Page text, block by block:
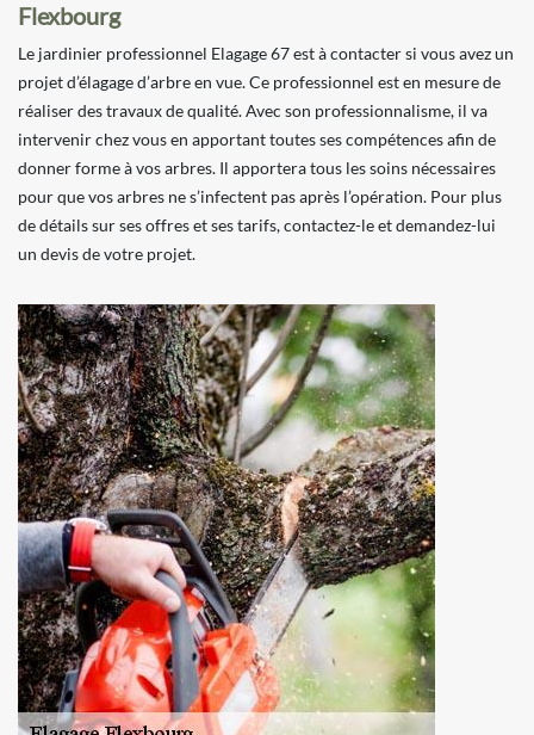
Flexbourg
Le jardinier professionnel Elagage 67 est à contacter si vous avez un
projet d’élagage d’arbre en vue. Ce professionnel est en mesure de
réaliser des travaux de qualité. Avec son professionnalisme, il va
intervenir chez vous en apportant toutes ses compétences afin de
donner forme à vos arbres. Il apportera tous les soins nécessaires
pour que vos arbres ne s’infectent pas après l’opération. Pour plus
de détails sur ses offres et ses tarifs, contactez-le et demandez-lui
un devis de votre projet.